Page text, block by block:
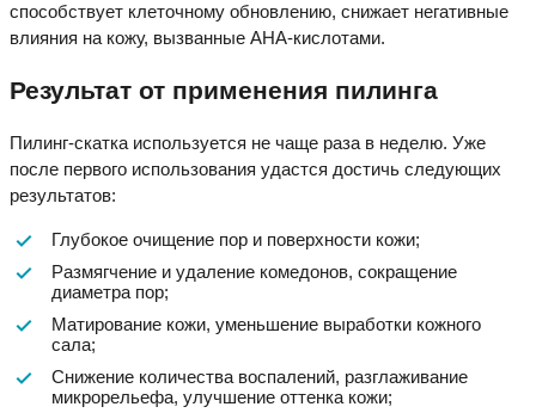
способствует клеточному обновлению, снижает негативные
влияния на кожу, вызванные АНА-кислотами.
Результат от применения пилинга
Пилинг-скатка используется не чаще раза в неделю. Уже
после первого использования удастся достичь следующих
результатов:
Глубокое очищение пор и поверхности кожи;
Размягчение и удаление комедонов, сокращение
диаметра пор;
Матирование кожи, уменьшение выработки кожного
сала;
Снижение количества воспалений, разглаживание
микрорельефа, улучшение оттенка кожи;